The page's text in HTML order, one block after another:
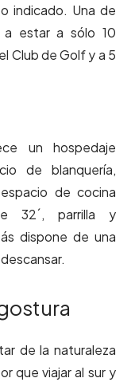
indicado. Una de
a estar a sólo 10
Club de Golf y a 5
un hospedaje
de blanquería,
de cocina
32´, parrilla y
dispone de una
de la naturaleza
que viajar al sur y